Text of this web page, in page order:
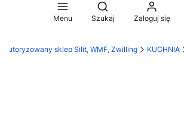
Menu
Otwórz wyszukiwarkę
Szukaj Zaloguj się
Autoryzowany sklep Silit, WMF, Zwilling KUCHNIA